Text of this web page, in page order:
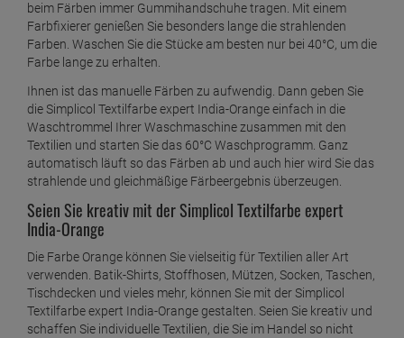
beim Färben immer Gummihandschuhe tragen. Mit einem
Farbfixierer genießen Sie besonders lange die strahlenden
Farben. Waschen Sie die Stücke am besten nur bei 40°C, um die
Farbe lange zu erhalten.
Ihnen ist das manuelle Färben zu aufwendig. Dann geben Sie
die Simplicol Textilfarbe expert India-Orange einfach in die
Waschtrommel Ihrer Waschmaschine zusammen mit den
Textilien und starten Sie das 60°C Waschprogramm. Ganz
automatisch läuft so das Färben ab und auch hier wird Sie das
strahlende und gleichmäßige Färbeergebnis überzeugen.
Seien Sie kreativ mit der Simplicol Textilfarbe expert
India-Orange
Die Farbe Orange können Sie vielseitig für Textilien aller Art
verwenden. Batik-Shirts, Stoffhosen, Mützen, Socken, Taschen,
Tischdecken und vieles mehr, können Sie mit der Simplicol
Textilfarbe expert India-Orange gestalten. Seien Sie kreativ und
schaffen Sie individuelle Textilien, die Sie im Handel so nicht